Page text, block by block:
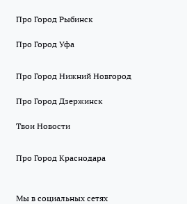
Про Город Рыбинск
Про Город Уфа
Про Город Нижний Новгород
Про Город Дзержинск
Твои Новости
Про Город Краснодара
Мы в социальных сетях